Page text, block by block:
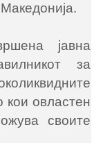
јавна
за
кои овластен
своите